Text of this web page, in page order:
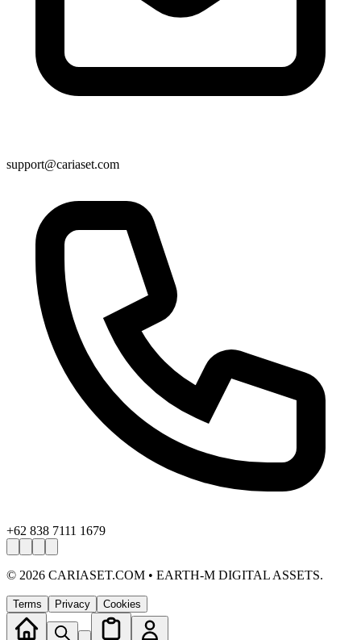
support@cariaset.com
+62 838 7111 1679
© 2026 CARIASET.COM • EARTH-M DIGITAL ASSETS.
Terms Privacy Cookies